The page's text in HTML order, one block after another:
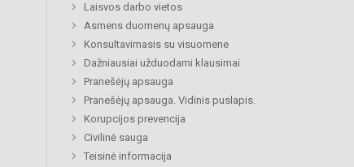
Laisvos darbo vietos
Asmens duomenų apsauga
Konsultavimasis su visuomene
Dažniausiai užduodami klausimai
Pranešėjų apsauga
Pranešėjų apsauga. Vidinis puslapis.
Korupcijos prevencija
Civilinė sauga
Teisinė informacija